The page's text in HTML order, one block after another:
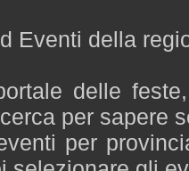
Eventi della
delle
per sapere
per